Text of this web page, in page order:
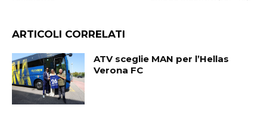
ARTICOLI CORRELATI
ATV sceglie MAN per l’Hellas
Verona FC